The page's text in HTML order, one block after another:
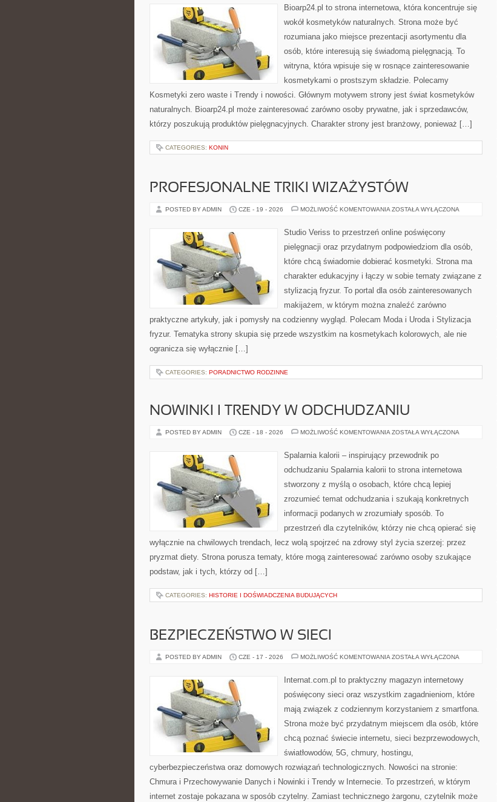
PROBLEMATYCZNA
Bioarp24.pl to strona internetowa, która koncentruje się
wokół kosmetyków naturalnych. Strona może być
rozumiana jako miejsce prezentacji asortymentu dla
osób, które interesują się świadomą pielęgnacją. To
witryna, która wpisuje się w rosnące zainteresowanie
kosmetykami o prostszym składzie. Polecamy
Kosmetyki zero waste i Trendy i nowości. Głównym motywem strony jest świat kosmetyków
naturalnych. Bioarp24.pl może zainteresować zarówno osoby prywatne, jak i sprzedawców,
którzy poszukują produktów pielęgnacyjnych. Charakter strony jest branżowy, ponieważ […]
CATEGORIES: KONIN
PROFESJONALNE TRIKI WIZAŻYSTÓW
POSTED BY ADMIN CZE - 19 - 2026 MOŻLIWOŚĆ KOMENTOWANIA PROFESJONALNE
ZOSTAŁA WYŁĄCZONA
Studio Veriss to przestrzeń online poświęcony
pielęgnacji oraz przydatnym podpowiedziom dla osób,
które chcą świadomie dobierać kosmetyki. Strona ma
charakter edukacyjny i łączy w sobie tematy związane z
stylizacją fryzur. To portal dla osób zainteresowanych
makijażem, w którym można znaleźć zarówno
praktyczne artykuły, jak i pomysły na codzienny wygląd. Polecam Moda i Uroda i Stylizacja
fryzur. Tematyka strony skupia się przede wszystkim na kosmetykach kolorowych, ale nie
ogranicza się wyłącznie […]
CATEGORIES: PORADNICTWO RODZINNE
NOWINKI I TRENDY W ODCHUDZANIU
POSTED BY ADMIN CZE - 18 - 2026 MOŻLIWOŚĆ KOMENTOWANIA NOWINKI
ODCHUDZANIU
ZOSTAŁA WYŁĄCZONA
Spalarnia kalorii – inspirujący przewodnik po
odchudzaniu Spalarnia kalorii to strona internetowa
stworzony z myślą o osobach, które chcą lepiej
zrozumieć temat odchudzania i szukają konkretnych
informacji podanych w zrozumiały sposób. To
przestrzeń dla czytelników, którzy nie chcą opierać się
wyłącznie na chwilowych trendach, lecz wolą spojrzeć na zdrowy styl życia szerzej: przez
pryzmat diety. Strona porusza tematy, które mogą zainteresować zarówno osoby szukające
podstaw, jak i tych, którzy od […]
CATEGORIES: HISTORIE I DOŚWIADCZENIA BUDUJĄCYCH
BEZPIECZEŃSTWO W SIECI
POSTED BY ADMIN CZE - 17 - 2026 MOŻLIWOŚĆ KOMENTOWANIA BEZPIECZEŃSTWO
ZOSTAŁA WYŁĄCZONA
Internat.com.pl to praktyczny magazyn internetowy
poświęcony sieci oraz wszystkim zagadnieniom, które
mają związek z codziennym korzystaniem z smartfona.
Strona może być przydatnym miejscem dla osób, które
chcą poznać świecie internetu, sieci bezprzewodowych,
światłowodów, 5G, chmury, hostingu,
cyberbezpieczeństwa oraz domowych rozwiązań technologicznych. Nowości na stronie:
Chmura i Przechowywanie Danych i Nowinki i Trendy w Internecie. To przestrzeń, w którym
internet zostaje pokazana w sposób czytelny. Zamiast technicznego żargonu, czytelnik może